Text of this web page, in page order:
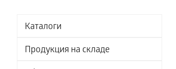
Каталоги
Продукция на складе